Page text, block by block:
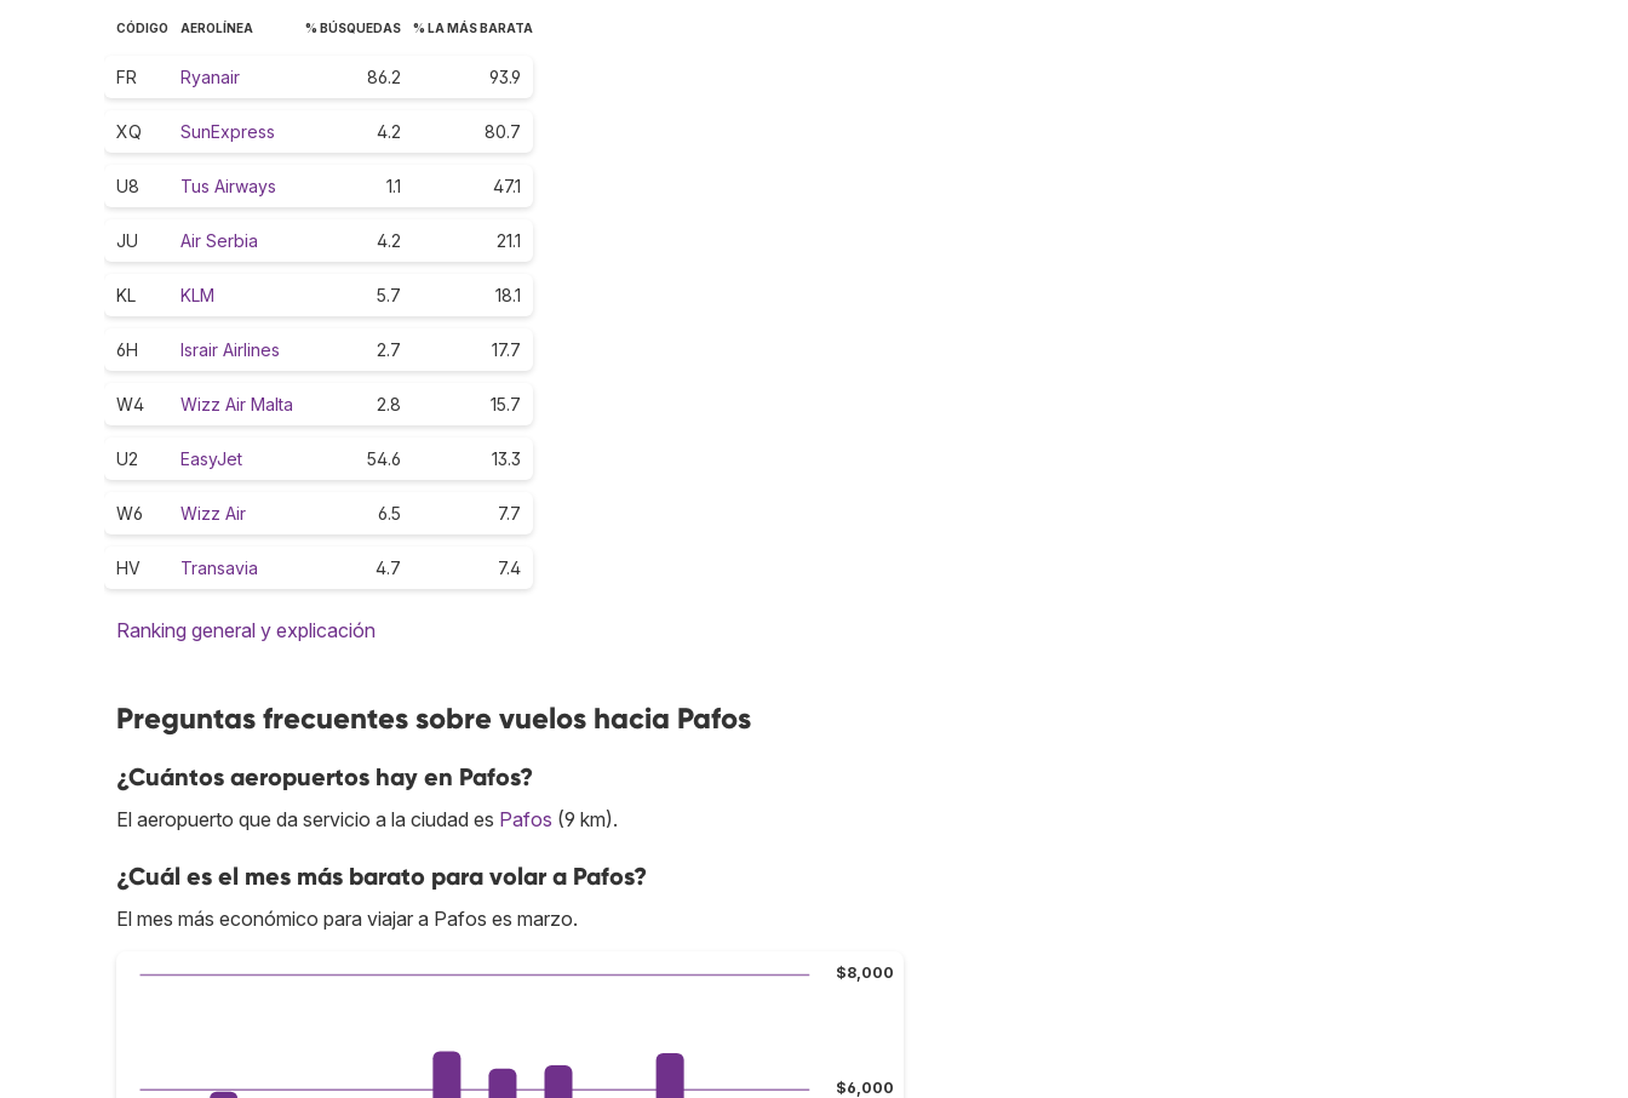
CÓDIGO AEROLÍNEA % BÚSQUEDAS % LA MÁS BARATA
FR Ryanair 86.2 93.9
XQ SunExpress 4.2 80.7
U8 Tus Airways 1.1 47.1
JU Air Serbia 4.2 21.1
KL KLM 5.7 18.1
6H Israir Airlines 2.7 17.7
W4 Wizz Air Malta 2.8 15.7
U2 EasyJet 54.6 13.3
W6 Wizz Air 6.5 7.7
HV Transavia 4.7 7.4
Ranking general y explicación
Preguntas frecuentes sobre vuelos hacia Pafos
¿Cuántos aeropuertos hay en Pafos?
El aeropuerto que da servicio a la ciudad es Pafos (9 km).
¿Cuál es el mes más barato para volar a Pafos?
El mes más económico para viajar a Pafos es marzo.
$6,000
$8,000